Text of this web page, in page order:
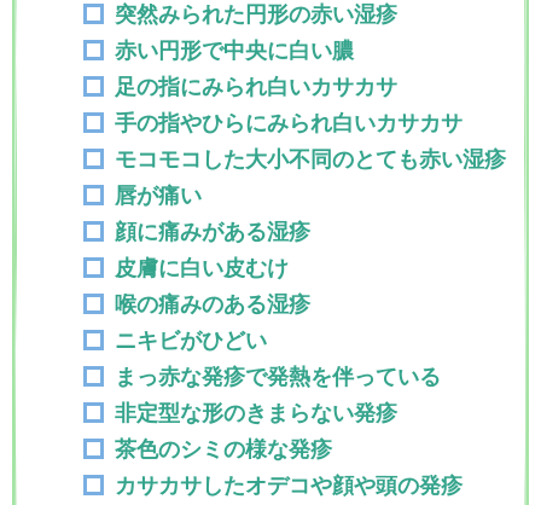
突然みられた円形の赤い湿疹
赤い円形で中央に白い膿
足の指にみられ白いカサカサ
手の指やひらにみられ白いカサカサ
モコモコした大小不同のとても赤い湿疹
唇が痛い
顔に痛みがある湿疹
皮膚に白い皮むけ
喉の痛みのある湿疹
ニキビがひどい
まっ赤な発疹で発熱を伴っている
非定型な形のきまらない発疹
茶色のシミの様な発疹
カサカサしたオデコや顔や頭の発疹